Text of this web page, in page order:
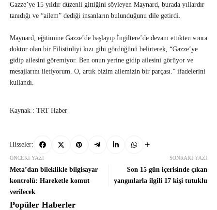
Gazze’ye 15 yıldır düzenli gittiğini söyleyen Maynard, burada yıllardır
tanıdığı ve “ailem” dediği insanların bulunduğunu dile getirdi.
Maynard, eğitimine Gazze’de başlayıp İngiltere’de devam ettikten sonra
doktor olan bir Filistinliyi kızı gibi gördüğünü belirterek, “Gazze’ye
gidip ailesini göremiyor. Ben onun yerine gidip ailesini görüyor ve
mesajlarını iletiyorum. O, artık bizim ailemizin bir parçası.” ifadelerini
kullandı.
Kaynak : TRT Haber
Hisseler:
ÖNCEKI YAZI
Meta’dan bileklikle bilgisayar
kontrolü: Hareketle komut
verilecek
SONRAKI YAZI
Son 15 gün içerisinde çıkan
yangınlarla ilgili 17 kişi tutuklu
Popüler Haberler